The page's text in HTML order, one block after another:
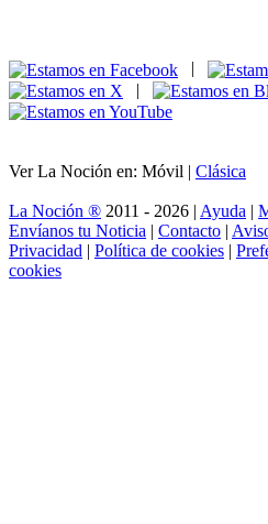
|
Ver La Noción en: Móvil | Clásica
La Noción ® 2011 - 2026 | Ayuda |
Envíanos tu Noticia | Contacto |
Privacidad | Política de cookies |
cookies